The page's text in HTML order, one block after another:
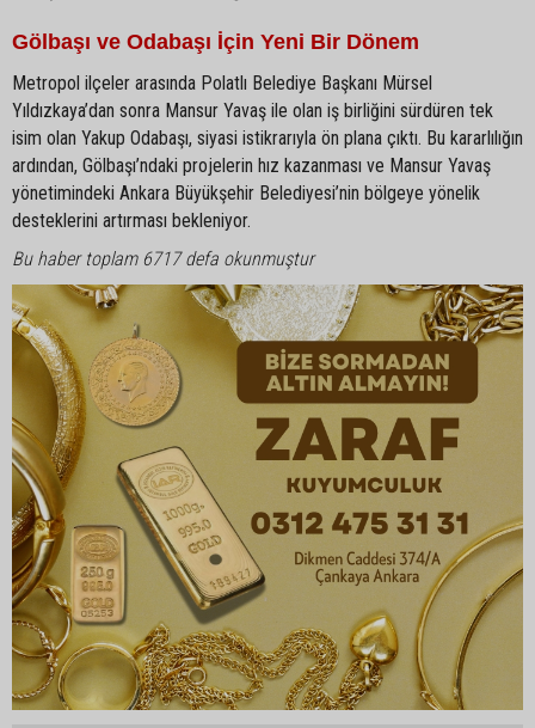
Gölbaşı ve Odabaşı İçin Yeni Bir Dönem
Metropol ilçeler arasında Polatlı Belediye Başkanı Mürsel
Yıldızkaya’dan sonra Mansur Yavaş ile olan iş birliğini sürdüren tek
isim olan Yakup Odabaşı, siyasi istikrarıyla ön plana çıktı. Bu kararlılığın
ardından, Gölbaşı’ndaki projelerin hız kazanması ve Mansur Yavaş
yönetimindeki Ankara Büyükşehir Belediyesi’nin bölgeye yönelik
desteklerini artırması bekleniyor.
Bu haber toplam 6717 defa okunmuştur